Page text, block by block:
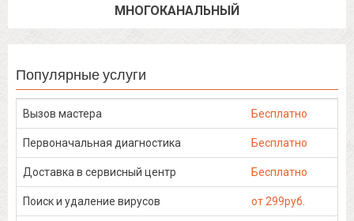
МНОГОКАНАЛЬНЫЙ
Популярные услуги
Вызов мастера Бесплатно
Первоначальная диагностика Бесплатно
Доставка в сервисный центр Бесплатно
Поиск и удаление вирусов от 299руб.